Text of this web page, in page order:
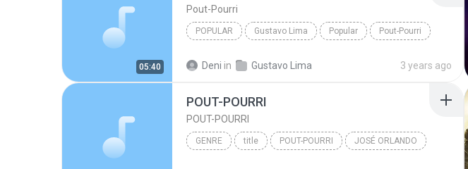
05:40
Pout-Pourri
POPULAR Gustavo Lima Popular Pout-Pourri
Deni in Gustavo Lima 3 years ago
POUT-POURRI
POUT-POURRI
GENRE title POUT-POURRI JOSÉ ORLANDO